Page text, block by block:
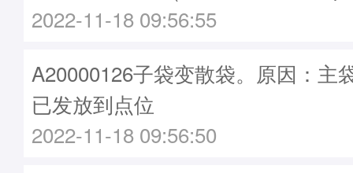
2022-11-18 09:56:55
A20000126子袋变散袋。原因：主
已发放到点位
2022-11-18 09:56:50